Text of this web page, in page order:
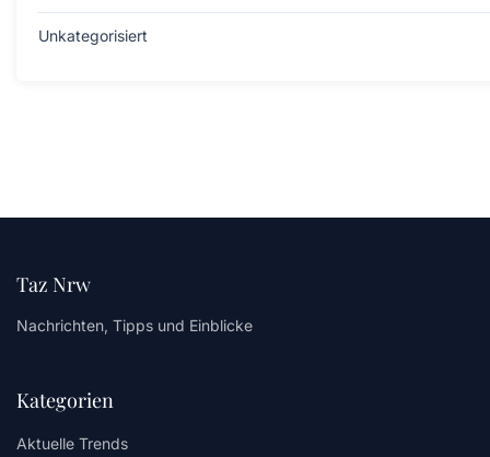
Unkategorisiert
Taz Nrw
Nachrichten, Tipps und Einblicke
Kategorien
Aktuelle Trends